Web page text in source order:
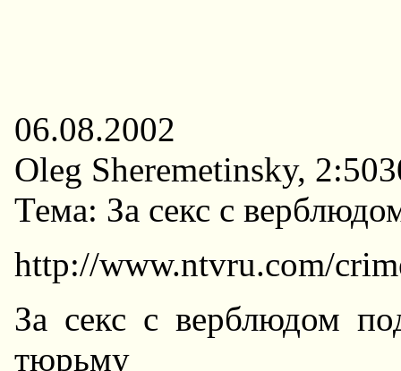
06.08.2002
Oleg Sheremetinsky,
Тема: За секс с
http://www.ntvru.com/
За секс с верблюдом
тюрьму